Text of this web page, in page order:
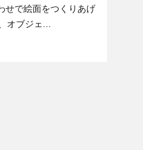
せで絵面をつくりあげ
オブジェ...